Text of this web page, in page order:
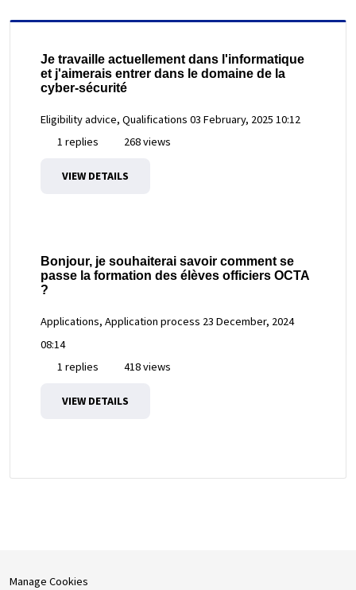
Je travaille actuellement dans l'informatique
et j'aimerais entrer dans le domaine de la
cyber-sécurité
Eligibility advice, Qualifications 03 February, 2025 10:12
1 replies
268 views
VIEW DETAILS
Bonjour, je souhaiterai savoir comment se
passe la formation des élèves officiers OCTA
?
Applications, Application process 23 December, 2024
08:14
1 replies
418 views
VIEW DETAILS
Manage Cookies